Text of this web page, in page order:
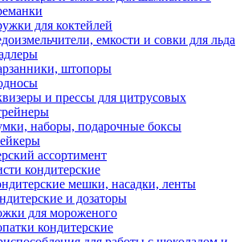
для коктейлей
емкости и совки для льда
штопоры
и прессы для цитрусовых
наборы, подарочные боксы
ассортимент
кондитерские
мешки, насадки, ленты
и дозаторы
для мороженого
кондитерские